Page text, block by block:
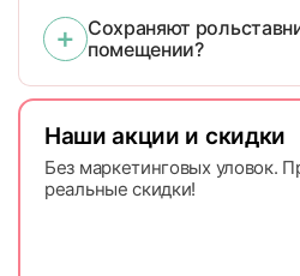
Наши акции и скидки
Без маркетинговых уловок.
реальные скидки!
Сохраняют
помещении?